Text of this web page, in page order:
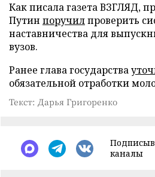
Как писала газета ВЗГЛЯД,
Путин поручилпроверить
наставничества для
вузов.
Ранее глава государства
обязательной отработки
Текст: Дарья Григоренко
каналы